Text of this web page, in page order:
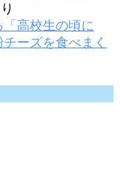
高校生の頃に
ーズを食べまく